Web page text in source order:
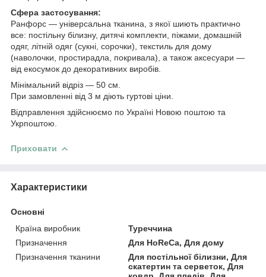
Сфера застосування:
Ранфорс — універсальна тканина, з якої шиють практично
все: постільну білизну, дитячі комплекти, піжами, домашній
одяг, літній одяг (сукні, сорочки), текстиль для дому
(наволочки, простирадла, покривала), а також аксесуари —
від екосумок до декоративних виробів.
Мінімальний відріз — 50 см.
При замовленні від 3 м діють гуртові ціни.
Відправлення здійснюємо по Україні Новою поштою та
Укрпоштою.
Приховати
Характеристики
Основні
Країна виробник
Туреччина
Призначення
Для HoReCa, Для дому
Призначення тканини
Для постільної білизни, Для
скатертин та серветок, Для